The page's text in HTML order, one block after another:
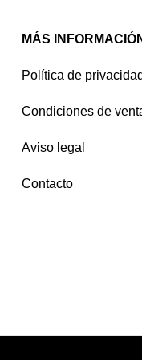
MÁS
Política de privacidad
Condiciones de
Aviso legal
Contacto